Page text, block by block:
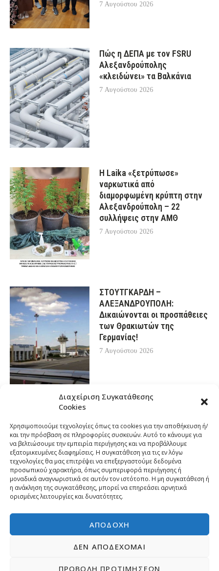
Διαχείριση Συγκατάθεσης
Cookies
Χρησιμοποιούμε τεχνολογίες όπως τα cookies για την αποθήκευση ή/
και την πρόσβαση σε πληροφορίες συσκευών. Αυτό το κάνουμε για
να βελτιώσουμε την εμπειρία περιήγησης και να προβάλλουμε
εξατομικευμένες διαφημίσεις. Η συγκατάθεση για τις εν λόγω
τεχνολογίες θα μας επιτρέψει να επεξεργαστούμε δεδομένα
προσωπικού χαρακτήρα, όπως συμπεριφορά περιήγησης ή
μοναδικά αναγνωριστικά σε αυτόν τον ιστότοπο. Η μη συγκατάθεση ή
η ανάκληση της συγκατάθεσης, μπορεί να επηρεάσει αρνητικά
ορισμένες λειτουργίες και δυνατότητες.
ΑΠΟΔΟΧΉ
ΔΕΝ ΑΠΟΔΈΧΟΜΑΙ
ΠΡΟΒΟΛΉ ΠΡΟΤΙΜΉΣΕΩΝ
7 Αυγούστου 2026
Πώς η ΔΕΠΑ με τον FSRU
Αλεξανδρούπολης
«κλειδώνει» τα Βαλκάνια
7 Αυγούστου 2026
Η Laika «ξετρύπωσε»
ναρκωτικά από
διαμορφωμένη κρύπτη στην
Αλεξανδρούπολη – 22
συλλήψεις στην ΑΜΘ
7 Αυγούστου 2026
ΣΤΟΥΤΓΚΑΡΔΗ –
ΑΛΕΞΑΝΔΡΟΥΠΟΛΗ:
Δικαιώνονται οι προσπάθειες
των Θρακιωτών της
Γερμανίας!
7 Αυγούστου 2026